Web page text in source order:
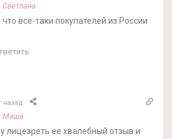
Светлана
все-таки покупателей из России
назад
Маша
лицезреть ее хвалебный отзыв и